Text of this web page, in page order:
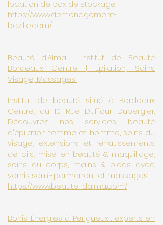
location de box de stockage.
https://www.demenagement-
bazille.com/
Beauté d’Alma : Institut de Beauté
Bordeaux Centre | Épilation, Soins
Visage, Massages |
Institut de beauté situé à Bordeaux
Centre, au 10 Rue Duffour Dubergier.
Découvrez nos services beauté
d'épilation femme et homme, soins du
visage, extensions et réhaussements
de cils, mise en beauté & maquillage,
soins du corps, mains & pieds avec
vernis semi-permanent et massages.
https://www.beaute-dalma.com/
Bonis Énergies à Périgueux : experts en